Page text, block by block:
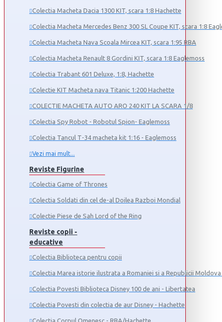
Colectia Macheta Dacia 1300 KIT, scara 1:8 Hachette
Colectia Macheta Mercedes Benz 300 SL Coupe KIT, scara 1:8
Colectia Macheta Nava Scoala Mircea KIT, scara 1:95 RBA
Colectia Macheta Renault 8 Gordini KIT, scara 1:8 Eaglemoss
Colectia Trabant 601 Deluxe, 1:8, Hachette
Colectie KIT Macheta nava Titanic 1:200 Hachette
COLECTIE MACHETA AUTO ARO 240 KIT LA SCARA 1/8
Colectia Spy Robot - Robotul Spion- Eaglemoss
Colectia Tancul Т-34 macheta kit 1:16 - Eaglemoss
Vezi mai mult...
Reviste Figurine
Colectia Game of Thrones
Colectia Soldati din cel de-al Doilea Razboi Mondial
Colectie Piese de Sah Lord of the Ring
Reviste copii -
educative
Colectia Biblioteca pentru copii
Colectia Marea istorie ilustrata a Romaniei si a Republicii
Colectia Povesti Biblioteca Disney 100 de ani - Libertatea
Colectia Povesti din colectia de aur Disney - Hachette
Colectia Corpul Omenesc - RBA/Hachette